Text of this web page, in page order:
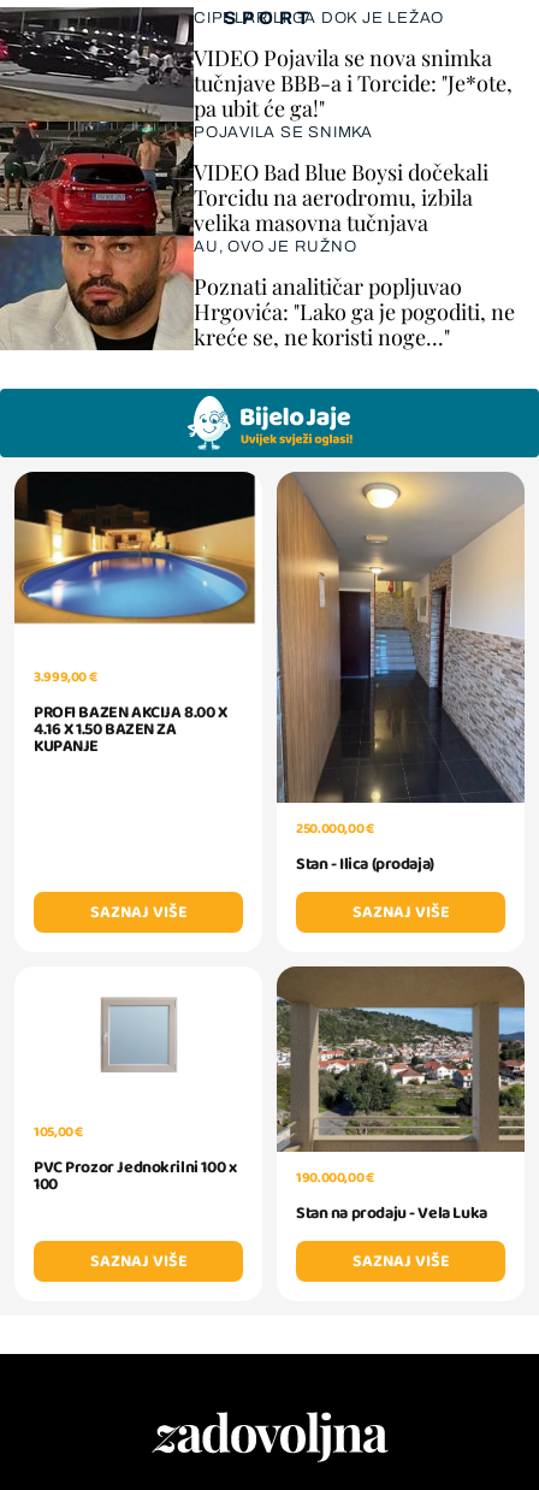
SPORT
CIPELARILI GA DOK JE LEŽAO
VIDEO Pojavila se nova snimka
tučnjave BBB-a i Torcide: "Je*ote,
pa ubit će ga!"
POJAVILA SE SNIMKA
VIDEO Bad Blue Boysi dočekali
Torcidu na aerodromu, izbila
velika masovna tučnjava
AU, OVO JE RUŽNO
Poznati analitičar popljuvao
Hrgovića: "Lako ga je pogoditi, ne
kreće se, ne koristi noge..."
3.999,00 €
PROFI BAZEN AKCIJA 8.00 X
4.16 X 1.50 BAZEN ZA
KUPANJE
SAZNAJ VIŠE
250.000,00 €
Stan - Ilica (prodaja)
SAZNAJ VIŠE
105,00 €
PVC Prozor Jednokrilni 100 x
100
SAZNAJ VIŠE
190.000,00 €
Stan na prodaju - Vela Luka
SAZNAJ VIŠE